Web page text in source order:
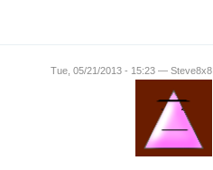
Tue, 05/21/2013 - 15:23 — Steve8x8